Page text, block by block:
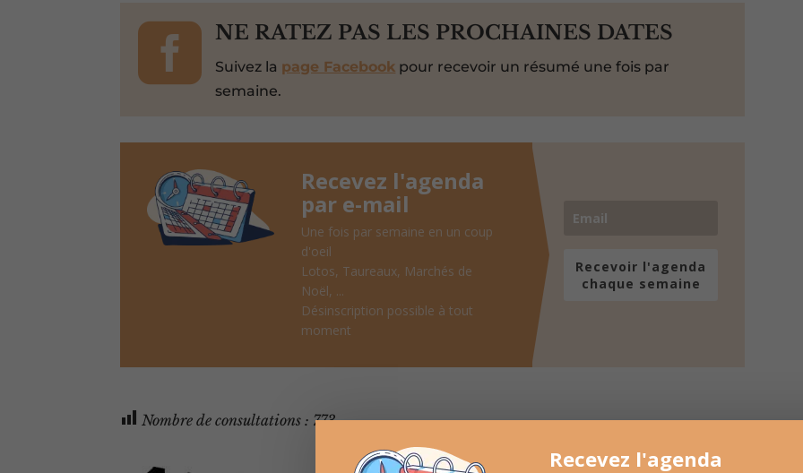
 NE RATEZ PAS LES PROCHAINES DATES
Suivez la page Facebook pour recevoir un résumé une fois par
semaine.
Recevez l'agenda
par e-mail
Une fois par semaine en un coup
d'oeil
Lotos, Taureaux, Marchés de
Noël, ...
Désinscription possible à tout
moment
Recevoir l'agenda
chaque semaine
Nombre de consultations : 773
Recevez l'agenda